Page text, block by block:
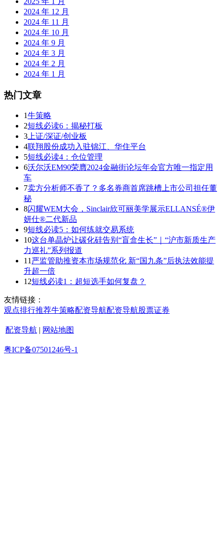
2024 年 12 月
2024 年 11 月
2024 年 10 月
2024 年 9 月
2024 年 3 月
2024 年 2 月
2024 年 1 月
热门文章
1牛策略
2短线必读6：揭秘打板
3 上证/深证/创业板
4联翔股份成功入驻锦江、华住平台
5短线必读4：仓位管理
6沃尔沃EM90荣膺2024金融街论坛年会官方唯一指定用
车
7卖方分析师不香了？多名券商首席跳槽上市公司担任董
秘
8闪耀WEM大会，Sinclair欣可丽美学展示ELLANSÉ®伊
妍仕®二代新品
9短线必读5：如何练就交易系统
10这台单晶炉让碳化硅告别“盲盒生长”｜“沪市新质生产
力巡礼”系列报道
11 严监管助推资本市场规范化 新“国九条”后执法效能提
升超一倍
12短线必读1：超短选手如何复盘？
友情链接：
观点排行推荐牛策略配资导航配资导航股票证券
配资导航 | 网站地图
粤ICP备07501246号-1